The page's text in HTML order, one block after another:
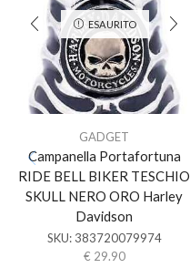
ESAURITO
GADGET
Campanella Portafortuna
RIDE BELL BIKER TESCHIO
SKULL NERO ORO Harley
Davidson
SKU: 383720079974
€ 29.90